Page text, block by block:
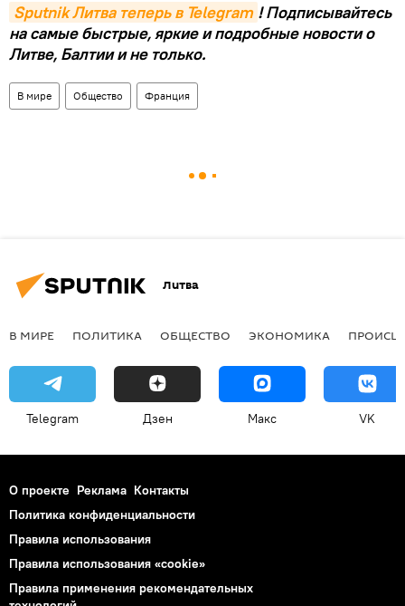
Sputnik Литва теперь в Telegram ! Подписывайтесь
на самые быстрые, яркие и подробные новости о
Литве, Балтии и не только.
В мире Общество Франция
Литва
В МИРЕ ПОЛИТИКА ОБЩЕСТВО ЭКОНОМИКА
Telegram Дзен Макс VK
О проекте Реклама Контакты
Политика конфиденциальности
Правила использования
Правила использования «cookie»
Правила применения рекомендательных